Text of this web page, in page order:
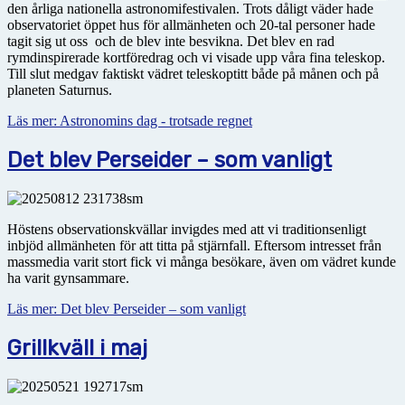
den årliga nationella astro­nomi­festivalen. Trots dåligt väder hade
observatoriet öppet hus för allmänheten och 20-tal personer hade
tagit sig ut oss och de blev inte besvikna. Det blev en rad
rymdinspirerade kortföredrag och vi visade upp våra fina teleskop.
Till slut medgav faktiskt vädret teleskoptitt både på månen och på
planeten Saturnus.
Läs mer: Astronomins dag - trotsade regnet
Det blev Perseider – som vanligt
Höstens observationskvällar invigdes med att vi traditionsenligt
inbjöd allmänheten för att titta på stjärnfall. Eftersom intresset från
massmedia varit stort fick vi många besökare, även om vädret kunde
ha varit gynsammare.
Läs mer: Det blev Perseider – som vanligt
Grillkväll i maj